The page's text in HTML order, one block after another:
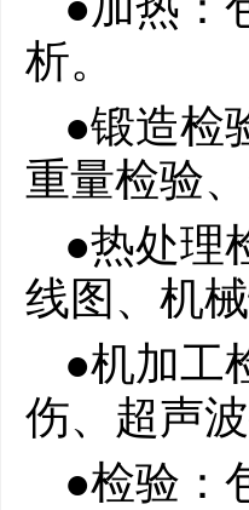
析。
●锻造检
重量检验
●热处理
线图、机
●机加工
伤、超声波
●检验：